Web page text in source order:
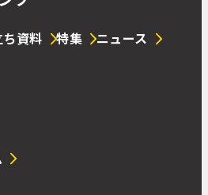
資料 特集
ニュース